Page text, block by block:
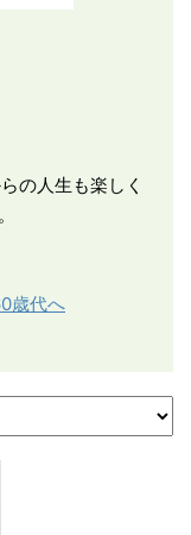
の人生も楽しく